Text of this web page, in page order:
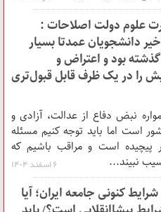
علوم دولت اصلاحات :
دانشجویان عمدتا بسیار
گذشته بود و اعتراض و
را در یک ظرف قابل قبول‌تری
نبض دفاع از عدالت، آزادی و
است اما باید توجه کنیم مسئله
پیچیده است و مراقب باشیم که
نبیند...
۶ اسفند ۱۴۰۴
کنونی جامعه ایران؛ آیا